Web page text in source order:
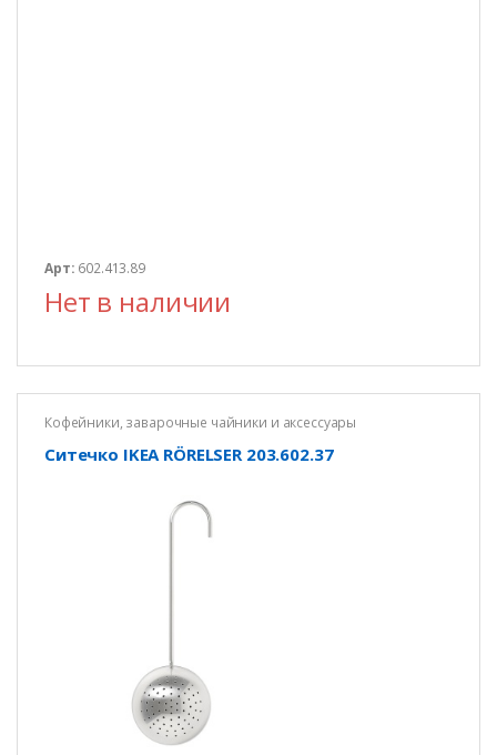
Арт: 602.413.89
Нет в наличии
Кофейники, заварочные чайники и аксессуары
Ситечко IKEA RÖRELSER 203.602.37